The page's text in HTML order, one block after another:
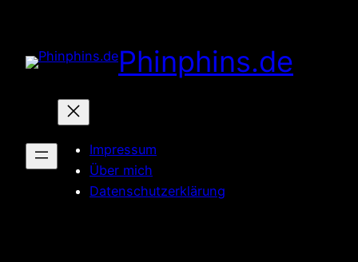
springen
Phinphins.de
Impressum
Über mich
Datenschutzerklärung